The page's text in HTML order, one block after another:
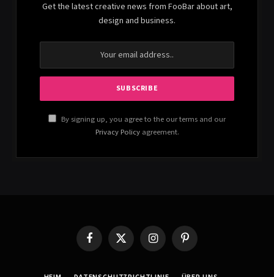
Get the latest creative news from FooBar about art,
design and business.
By signing up, you agree to the our terms and our
Privacy Policyagreement.
FacebookX
(Twitter)
InstagramPinterest